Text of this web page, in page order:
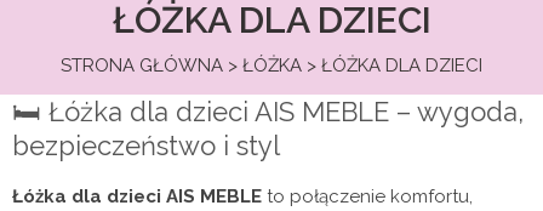
ŁÓŻKA DLA DZIECI
STRONA GŁÓWNA > ŁÓŻKA > ŁÓŻKA DLA DZIECI
🛏️ Łóżka dla dzieci AIS MEBLE – wygoda,
bezpieczeństwo i styl
Łóżka dla dzieci AIS MEBLE to połączenie komfortu,